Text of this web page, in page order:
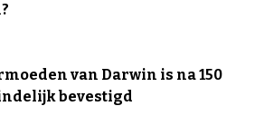
van Darwin is na 150
bevestigd